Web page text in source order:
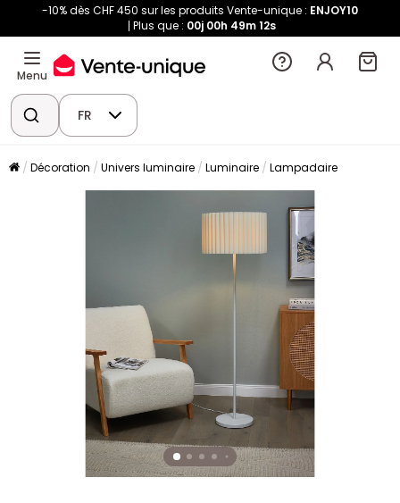
-10% dès CHF 450 sur les produits Vente-unique : ENJOY10
Plus que : 00j 00h 49m 12s
Menu
FR
Décoration Univers luminaire Luminaire Lampadaire